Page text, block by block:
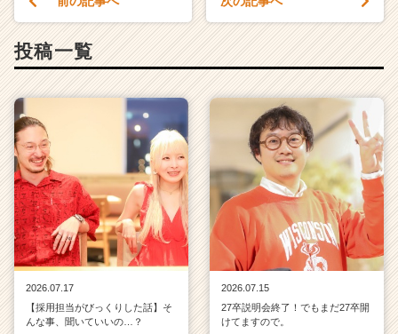
投稿一覧
2026.07.17
【採用担当がびっくりした話】そ
んな事、聞いていいの…？
2026.07.15
27卒説明会終了！でもまだ27卒開
けてますので。